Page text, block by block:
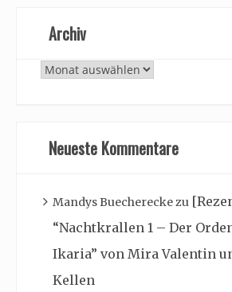
Archiv
Archiv
Neueste Kommentare
Mandys Buechereckezu
“Nachtkrallen 1 – Der
Ikaria” von Mira Valentin
Kellen